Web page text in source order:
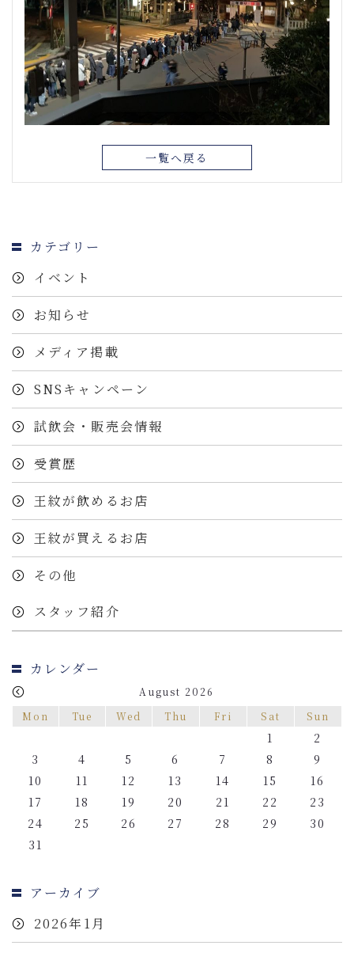
一覧へ戻る
カテゴリー
イベント
お知らせ
メディア掲載
SNSキャンペーン
試飲会・販売会情報
受賞歴
王紋が飲めるお店
王紋が買えるお店
その他
スタッフ紹介
カレンダー
August 2026
Mon
Tue Wed Thu Fri Sat Sun
1
2
3
4 5 6 7 8
9
10
11 12 13 14 15
16
17
18 19 20 21 22
23
24
25 26 27 28 29
30
31
アーカイブ
2026年1月